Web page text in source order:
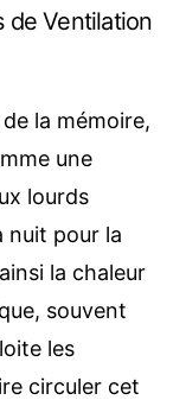
de Ventilation
la mémoire,
une
lourds
nuit pour la
la chaleur
souvent
les
circuler cet